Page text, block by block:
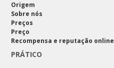
Origem
Sobre nós
Preços
Preço
Recompensa e reputação online
PRÁTICO